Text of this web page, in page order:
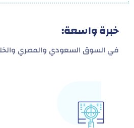
خبرة واسعة:
في السوق السعودي والمصري